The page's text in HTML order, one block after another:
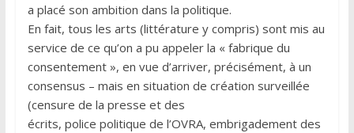
a placé son ambition dans la politique.
En fait, tous les arts (littérature y compris) sont mis au
service de ce qu’on a pu appeler la « fabrique du
consentement », en vue d’arriver, précisément, à un
consensus – mais en situation de création surveillée
(censure de la presse et des
écrits, police politique de l’OVRA, embrigadement des